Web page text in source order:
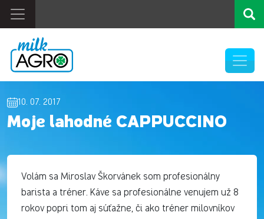
10. 07. 2017
Moje lahodné CAPPUCCINO
Volám sa Miroslav Škorvánek som profesionálny
barista a tréner. Káve sa profesionálne venujem už 8
rokov popri tom aj súťažne, či ako tréner milovníkov